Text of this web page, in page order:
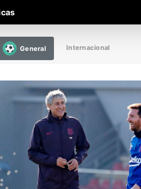
General Internacional